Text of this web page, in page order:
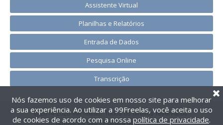
Assistente Virtual
Planilhas e Relatórios
Entrada de Dados
Pesquisa Online
Transcrição
@2014-2026 99Freelas. Todos os direitos reservados.
Termos de uso| Política de privacidade
Nós fazemos uso de cookies em nosso site para melhorar
a sua experiência. Ao utilizar a 99Freelas, você aceita o uso
de cookies de acordo com a nossa política de privacidade.